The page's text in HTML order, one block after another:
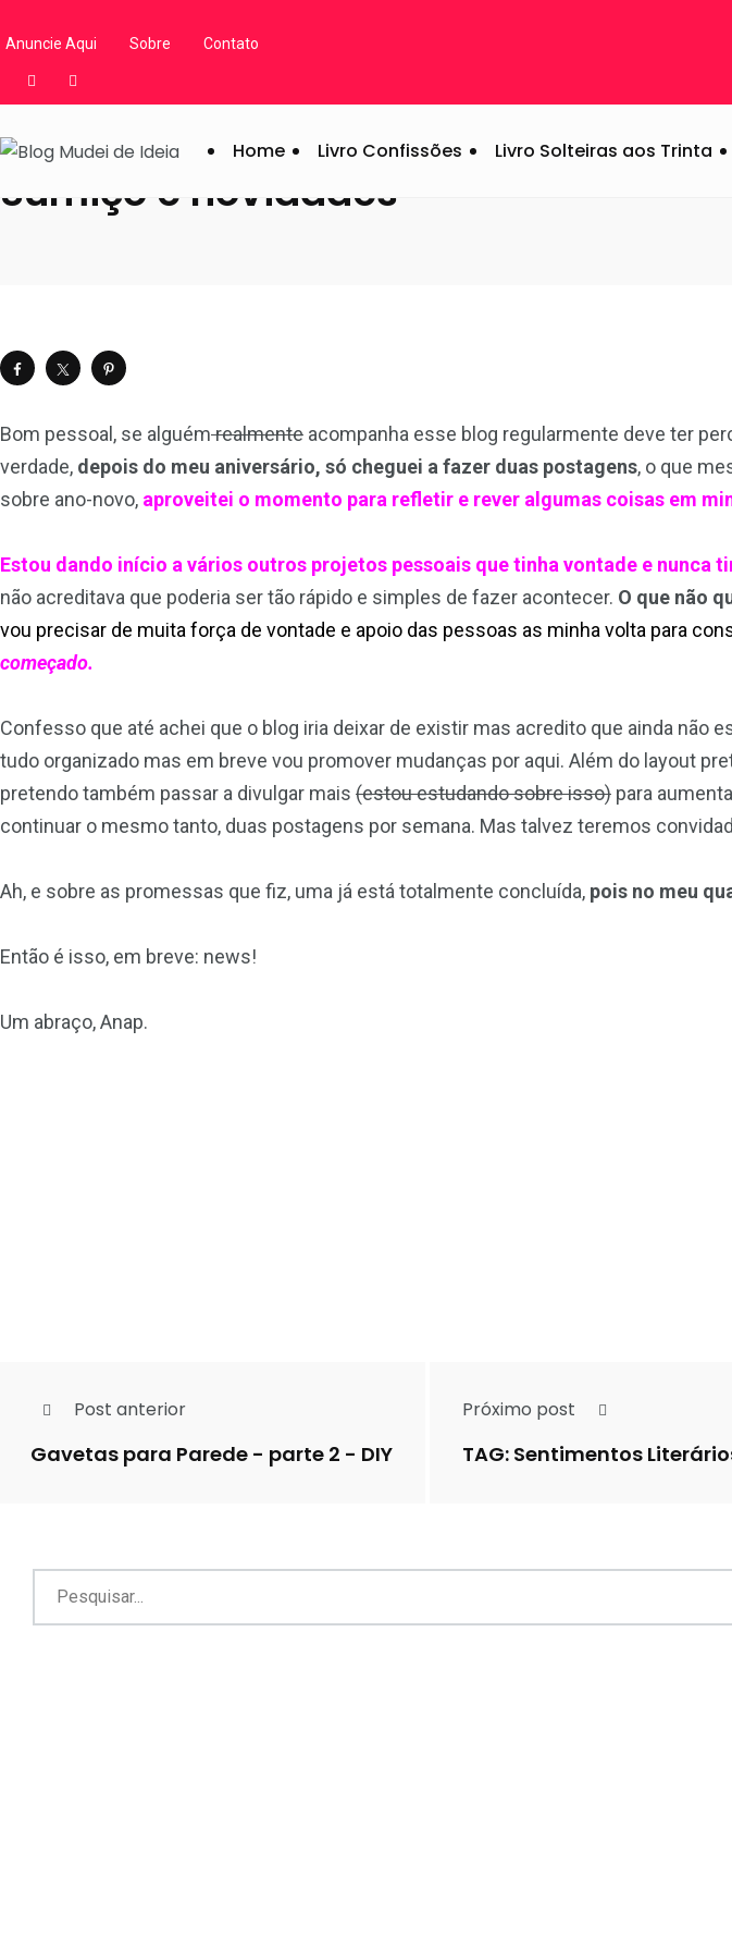
Anuncie Aqui Sobre Contato
Home Livro Confissões Livro Solteiras aos Trinta
Blog Mudei de Ideia / Artigos
Sumiço e novidades
Bom pessoal, se alguémrealmente acompanha esse blog regularmente deve ter
verdade, depois do meu aniversário, só cheguei a fazer duas postagens, o que
sobre ano-novo, aproveitei o momento para refletir e rever algumas coisas em
Estou dando início a vários outros projetos pessoais que tinha vontade e nunca
não acreditava que poderia ser tão rápido e simples de fazer acontecer. O que não
vou precisar de muita força de vontade e apoio das pessoas as minha volta para
começado.
Confesso que até achei que o blog iria deixar de existir mas acredito que ainda não
tudo organizado mas em breve vou promover mudanças por aqui. Além do layout
pretendo também passar a divulgar mais (estou estudando sobre isso) para
continuar o mesmo tanto, duas postagens por semana. Mas talvez teremos
Ah, e sobre as promessas que fiz, uma já está totalmente concluída, pois no meu
Então é isso, em breve: news!
Um abraço, Anap.
Post anterior
Gavetas para Parede - parte 2 - DIY
Próximo post
TAG: Sentimentos